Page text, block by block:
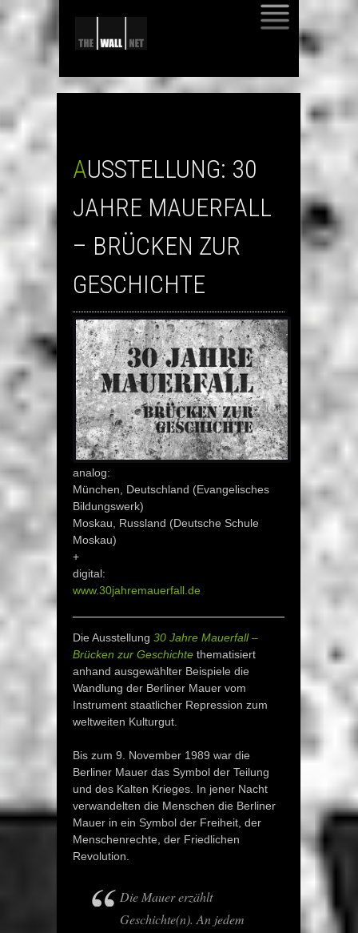
SKIP
AUSSTELLUNG: 30
JAHRE MAUERFALL
– BRÜCKEN ZUR
GESCHICHTE
analog:
München, Deutschland (Evangelisches
Bildungswerk)
Moskau, Russland (Deutsche Schule
Moskau)
+
digital:
www.30jahremauerfall.de
Die Ausstellung 30 Jahre Mauerfall –
Brücken zur Geschichte thematisiert
anhand ausgewählter Beispiele die
Wandlung der Berliner Mauer vom
Instrument staatlicher Repression zum
weltweiten Kulturgut.
Bis zum 9. November 1989 war die
Berliner Mauer das Symbol der Teilung
und des Kalten Krieges. In jener Nacht
verwandelten die Menschen die Berliner
Mauer in ein Symbol der Freiheit, der
Menschenrechte, der Friedlichen
Revolution.
Die Mauer erzählt
Geschichte(n). An jedem